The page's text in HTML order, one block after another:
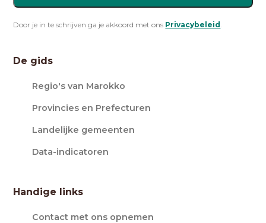
Door je in te schrijven ga je akkoord met ons Privacybeleid .
De gids
Regio's van Marokko
Provincies en Prefecturen
Landelijke gemeenten
Data-indicatoren
Handige links
Contact met ons opnemen